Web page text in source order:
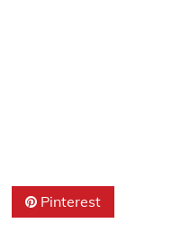
Pinterest